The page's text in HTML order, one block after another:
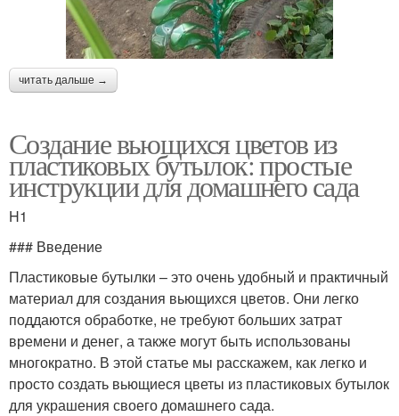
читать дальше →
Создание вьющихся цветов из
пластиковых бутылок: простые
инструкции для домашнего сада
H1
### Введение
Пластиковые бутылки – это очень удобный и практичный
материал для создания вьющихся цветов. Они легко
поддаются обработке, не требуют больших затрат
времени и денег, а также могут быть использованы
многократно. В этой статье мы расскажем, как легко и
просто создать вьющиеся цветы из пластиковых бутылок
для украшения своего домашнего сада.